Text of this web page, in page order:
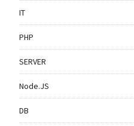
IT
PHP
SERVER
Node.JS
DB